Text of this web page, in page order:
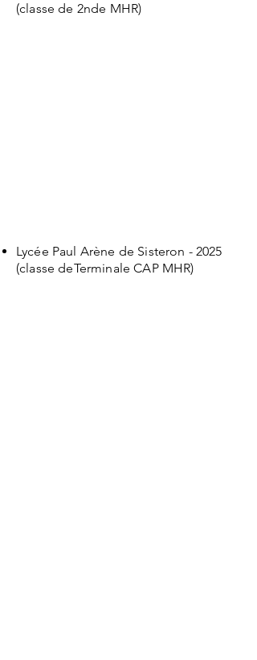
(classe de 2nde MHR)
Lycée Paul Arène de Sisteron - 2025
(classe deTerminale CAP MHR)